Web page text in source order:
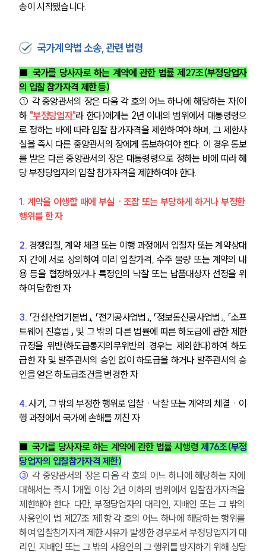
송이 시작됐습니다.
국가계약법 소송, 관련 법령
■ 국가를 당사자로 하는 계약에 관한 법률 제27조(부정당업자
의 입찰 참가자격 제한 등)
① 각 중앙관서의 장은 다음 각 호의 어느 하나에 해당하는 자(이
하 "부정당업자"라 한다)에게는 2년 이내의 범위에서 대통령령으
로 정하는 바에 따라 입찰 참가자격을 제한하여야 하며, 그 제한사
실을 즉시 다른 중앙관서의 장에게 통보하여야 한다. 이 경우 통보
를 받은 다른 중앙관서의 장은 대통령령으로 정하는 바에 따라 해
당 부정당업자의 입찰 참가자격을 제한하여야 한다.
1. 계약을 이행할 때에 부실ㆍ조잡 또는 부당하게 하거나 부정한
행위를 한 자
2. 경쟁입찰, 계약 체결 또는 이행 과정에서 입찰자 또는 계약상대
자 간에 서로 상의하여 미리 입찰가격, 수주 물량 또는 계약의 내
용 등을 협정하였거나 특정인의 낙찰 또는 납품대상자 선정을 위
하여 담합한 자
3. 「건설산업기본법」, 「전기공사업법」, 「정보통신공사업법」, 「소프
트웨어 진흥법」 및 그 밖의 다른 법률에 따른 하도급에 관한 제한
규정을 위반(하도급통지의무위반의 경우는 제외한다)하여 하도
급한 자 및 발주관서의 승인 없이 하도급을 하거나 발주관서의 승
인을 얻은 하도급조건을 변경한 자
4. 사기, 그 밖의 부정한 행위로 입찰ㆍ낙찰 또는 계약의 체결ㆍ이
행 과정에서 국가에 손해를 끼친 자
■ 국가를 당사자로 하는 계약에 관한 법률 시행령 제76조(부정
당업자의 입찰참가자격 제한)
③ 각 중앙관서의 장은 다음 각 호의 어느 하나에 해당하는 자에
대해서는 즉시 1개월 이상 2년 이하의 범위에서 입찰참가자격을
제한해야 한다. 다만, 부정당업자의 대리인, 지배인 또는 그 밖의
사용인이 법 제27조 제1항 각 호의 어느 하나에 해당하는 행위를
하여 입찰참가자격 제한 사유가 발생한 경우로서 부정당업자가 대
리인, 지배인 또는 그 밖의 사용인의 그 행위를 방지하기 위해 상당